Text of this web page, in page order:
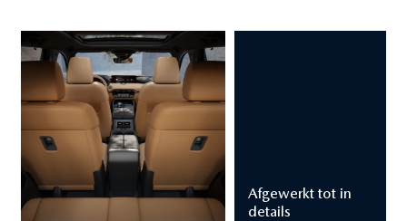
Afgewerkt tot in
details